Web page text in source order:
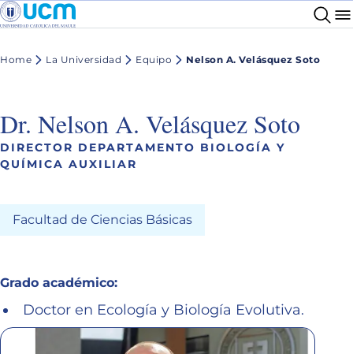
Home La Universidad Equipo Nelson A. Velásquez Soto
Dr. Nelson A. Velásquez Soto
DIRECTOR DEPARTAMENTO BIOLOGÍA Y
QUÍMICA AUXILIAR
Facultad de Ciencias Básicas
Grado académico:
Doctor en Ecología y Biología Evolutiva.